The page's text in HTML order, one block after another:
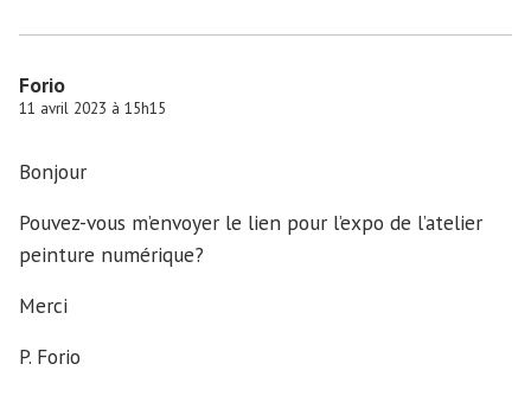
Forio
11 avril 2023 à 15h15
Bonjour
Pouvez-vous m’envoyer le lien pour l’expo de l’atelier
peinture numérique?
Merci
P. Forio